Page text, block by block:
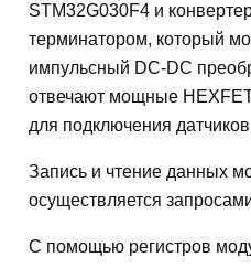
STM32G030F4 и
терминатором, который
импульсный DC-DC
отвечают мощные
для подключения
Запись и чтение данных
осуществляется
С помощью регистров